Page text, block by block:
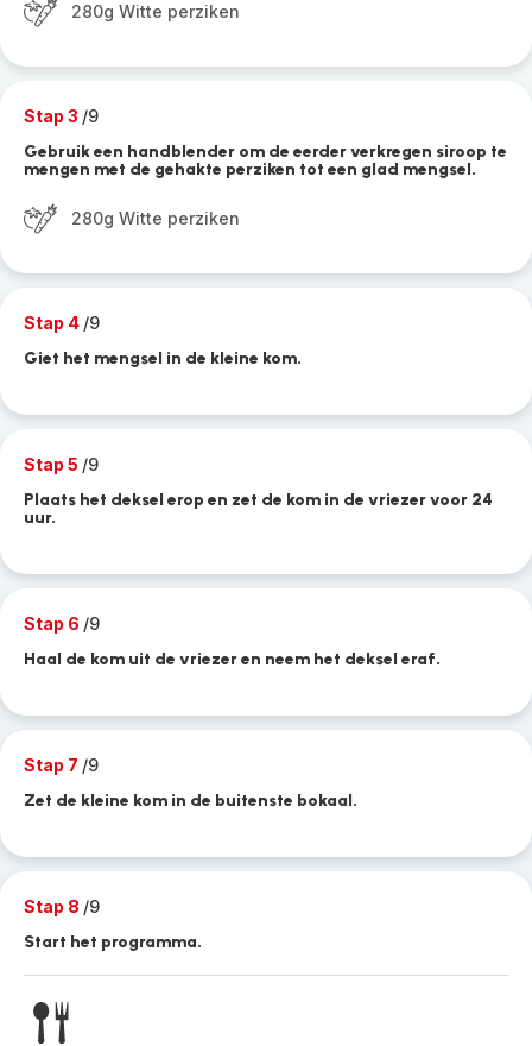
280g Witte perziken
Stap 3 /9
Gebruik een handblender om de eerder verkregen siroop te
mengen met de gehakte perziken tot een glad mengsel.
280g Witte perziken
Stap 4 /9
Giet het mengsel in de kleine kom.
Stap 5 /9
Plaats het deksel erop en zet de kom in de vriezer voor 24
uur.
Stap 6 /9
Haal de kom uit de vriezer en neem het deksel eraf.
Stap 7 /9
Zet de kleine kom in de buitenste bokaal.
Stap 8 /9
Start het programma.